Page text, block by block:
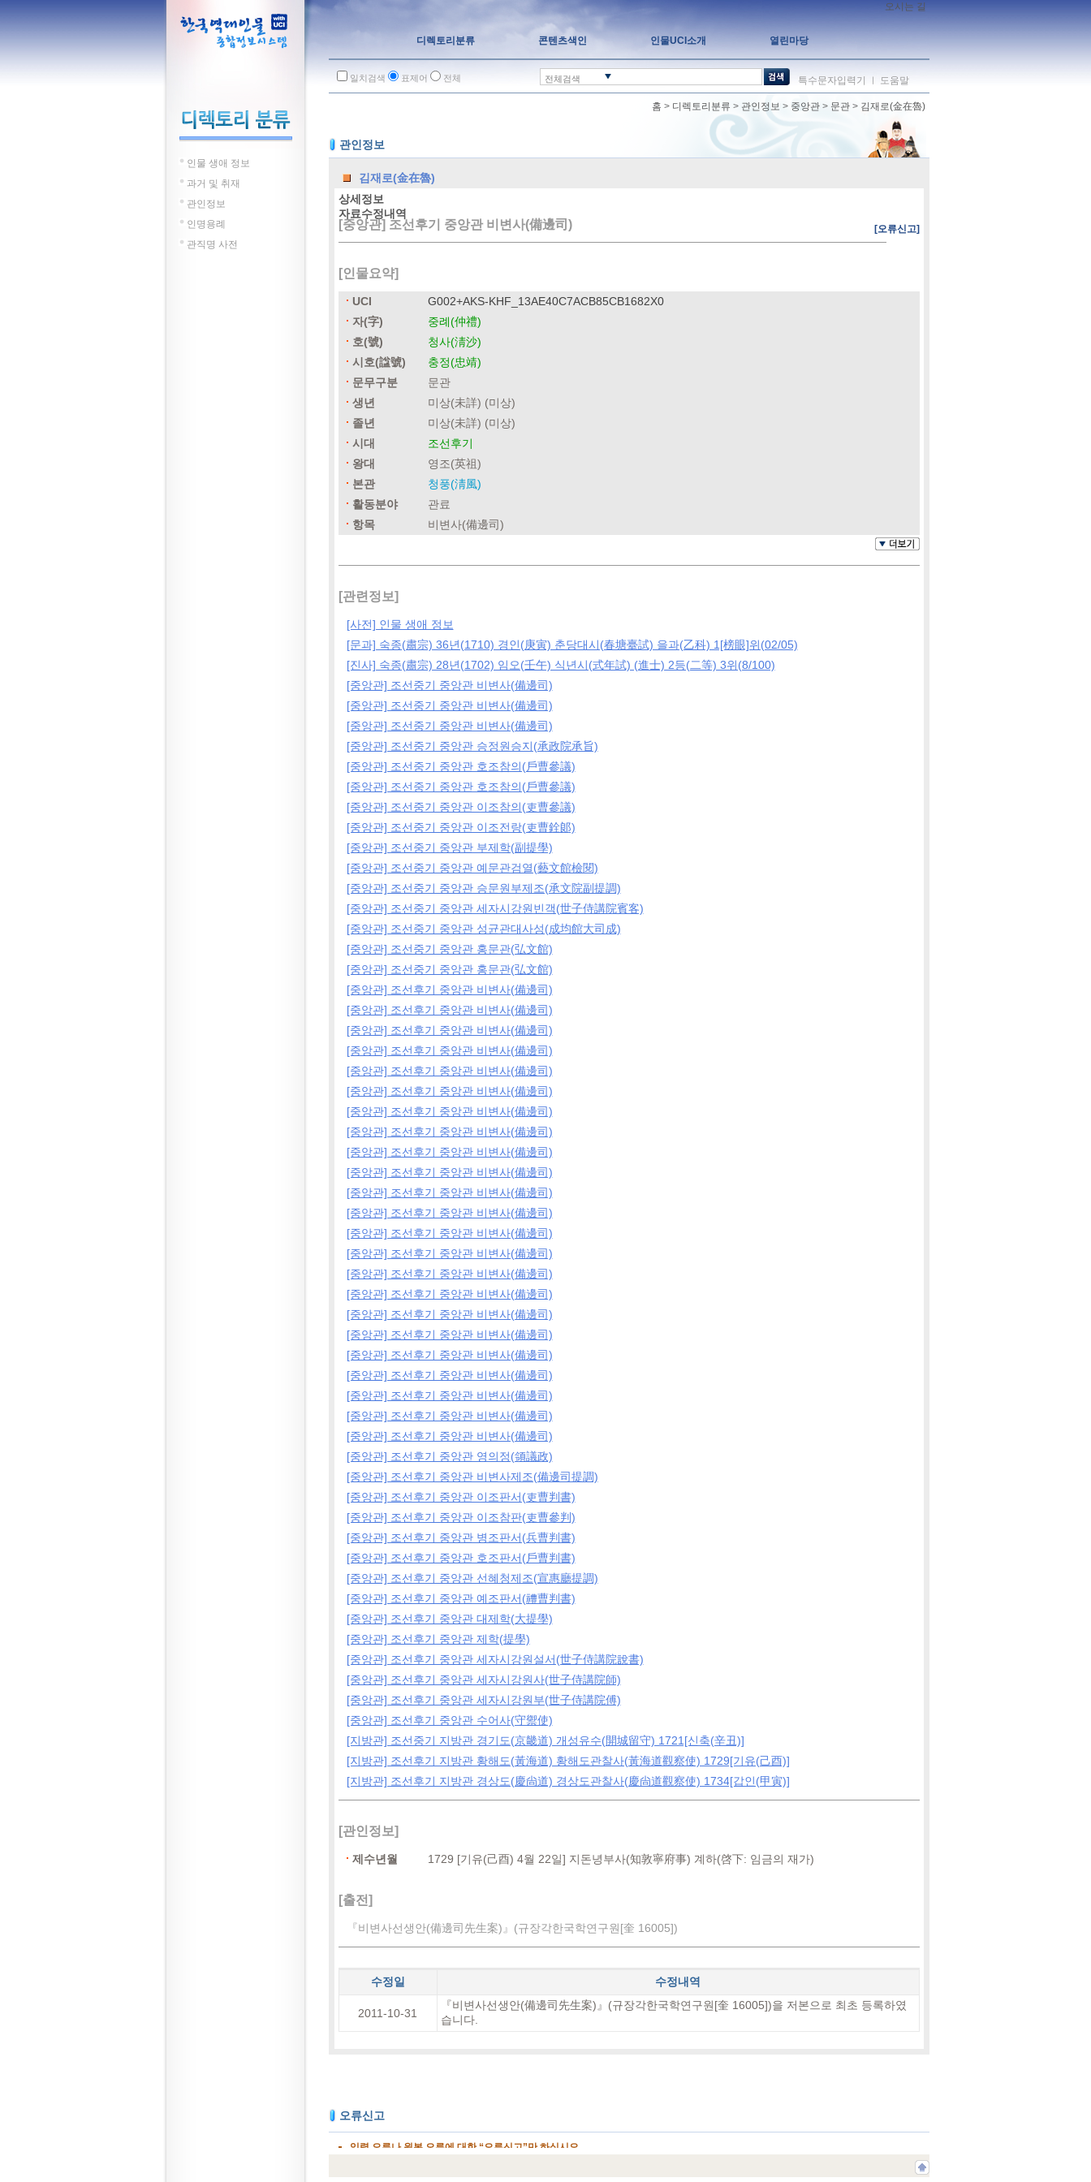
인물 생애 정보
과거 및 취재
관인정보
인명용례
관직명 사전
오시는 길
디렉토리분류 콘텐츠색인 인물UCI소개 열린마당
일치검색 표제어 전체 전체검색 특수문자입력기 ㅣ 도움말
홈 > 디렉토리분류 > 관인정보 > 중앙관> 문관> 김재로(金在魯)
관인정보
김재로(金在魯)
상세정보
자료수정내역
[오류신고]
[중앙관] 조선후기 중앙관 비변사(備邊司)
[인물요약]
UCI
G002+AKS-KHF_13AE40C7ACB85CB1682X0
자(字)
중례(仲禮)
호(號)
청사(淸沙)
시호(諡號)
충정(忠靖)
문무구분
문관
생년
미상(未詳) (미상)
졸년
미상(未詳) (미상)
시대
조선후기
왕대
영조(英祖)
본관
청풍(淸風)
활동분야
관료
항목
비변사(備邊司)
[관련정보]
[사전] 인물 생애 정보
[문과] 숙종(肅宗) 36년(1710) 경인(庚寅) 춘당대시(春塘臺試) 을과(乙科) 1[榜眼]위(02/05)
[진사] 숙종(肅宗) 28년(1702) 임오(壬午) 식년시(式年試) (進士) 2등(二等) 3위(8/100)
[중앙관] 조선중기 중앙관 비변사(備邊司)
[중앙관] 조선중기 중앙관 비변사(備邊司)
[중앙관] 조선중기 중앙관 비변사(備邊司)
[중앙관] 조선중기 중앙관 승정원승지(承政院承旨)
[중앙관] 조선중기 중앙관 호조참의(戶曹參議)
[중앙관] 조선중기 중앙관 호조참의(戶曹參議)
[중앙관] 조선중기 중앙관 이조참의(吏曹參議)
[중앙관] 조선중기 중앙관 이조전랑(吏曹銓郞)
[중앙관] 조선중기 중앙관 부제학(副提學)
[중앙관] 조선중기 중앙관 예문관검열(藝文館檢閱)
[중앙관] 조선중기 중앙관 승문원부제조(承文院副提調)
[중앙관] 조선중기 중앙관 세자시강원빈객(世子侍講院賓客)
[중앙관] 조선중기 중앙관 성균관대사성(成均館大司成)
[중앙관] 조선중기 중앙관 홍문관(弘文館)
[중앙관] 조선중기 중앙관 홍문관(弘文館)
[중앙관] 조선후기 중앙관 비변사(備邊司)
[중앙관] 조선후기 중앙관 비변사(備邊司)
[중앙관] 조선후기 중앙관 비변사(備邊司)
[중앙관] 조선후기 중앙관 비변사(備邊司)
[중앙관] 조선후기 중앙관 비변사(備邊司)
[중앙관] 조선후기 중앙관 비변사(備邊司)
[중앙관] 조선후기 중앙관 비변사(備邊司)
[중앙관] 조선후기 중앙관 비변사(備邊司)
[중앙관] 조선후기 중앙관 비변사(備邊司)
[중앙관] 조선후기 중앙관 비변사(備邊司)
[중앙관] 조선후기 중앙관 비변사(備邊司)
[중앙관] 조선후기 중앙관 비변사(備邊司)
[중앙관] 조선후기 중앙관 비변사(備邊司)
[중앙관] 조선후기 중앙관 비변사(備邊司)
[중앙관] 조선후기 중앙관 비변사(備邊司)
[중앙관] 조선후기 중앙관 비변사(備邊司)
[중앙관] 조선후기 중앙관 비변사(備邊司)
[중앙관] 조선후기 중앙관 비변사(備邊司)
[중앙관] 조선후기 중앙관 비변사(備邊司)
[중앙관] 조선후기 중앙관 비변사(備邊司)
[중앙관] 조선후기 중앙관 비변사(備邊司)
[중앙관] 조선후기 중앙관 비변사(備邊司)
[중앙관] 조선후기 중앙관 비변사(備邊司)
[중앙관] 조선후기 중앙관 영의정(領議政)
[중앙관] 조선후기 중앙관 비변사제조(備邊司提調)
[중앙관] 조선후기 중앙관 이조판서(吏曹判書)
[중앙관] 조선후기 중앙관 이조참판(吏曹參判)
[중앙관] 조선후기 중앙관 병조판서(兵曹判書)
[중앙관] 조선후기 중앙관 호조판서(戶曹判書)
[중앙관] 조선후기 중앙관 선혜청제조(宣惠廳提調)
[중앙관] 조선후기 중앙관 예조판서(禮曹判書)
[중앙관] 조선후기 중앙관 대제학(大提學)
[중앙관] 조선후기 중앙관 제학(提學)
[중앙관] 조선후기 중앙관 세자시강원설서(世子侍講院說書)
[중앙관] 조선후기 중앙관 세자시강원사(世子侍講院師)
[중앙관] 조선후기 중앙관 세자시강원부(世子侍講院傅)
[중앙관] 조선후기 중앙관 수어사(守禦使)
[지방관] 조선중기 지방관 경기도(京畿道) 개성유수(開城留守) 1721[신축(辛丑)]
[지방관] 조선후기 지방관 황해도(黃海道) 황해도관찰사(黃海道觀察使) 1729[기유(己酉)]
[지방관] 조선후기 지방관 경상도(慶尙道) 경상도관찰사(慶尙道觀察使) 1734[갑인(甲寅)]
[관인정보]
제수년월 1729 [기유(己酉) 4월 22일] 지돈녕부사(知敦寧府事) 계하(啓下: 임금의 재가)
[출전]
『비변사선생안(備邊司先生案)』(규장각한국학연구원[奎 16005])
수정일 수정내역
2011-10-31
『비변사선생안(備邊司先生案)』(규장각한국학연구원[奎 16005])을 저본으로 최초 등록하였
습니다.